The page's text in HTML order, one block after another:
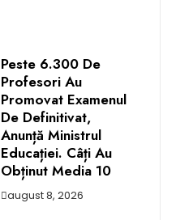
Peste 6.300 De
Profesori Au
Promovat Examenul
De Definitivat,
Anunță Ministrul
Educației. Câți Au
Obținut Media 10
august 8, 2026